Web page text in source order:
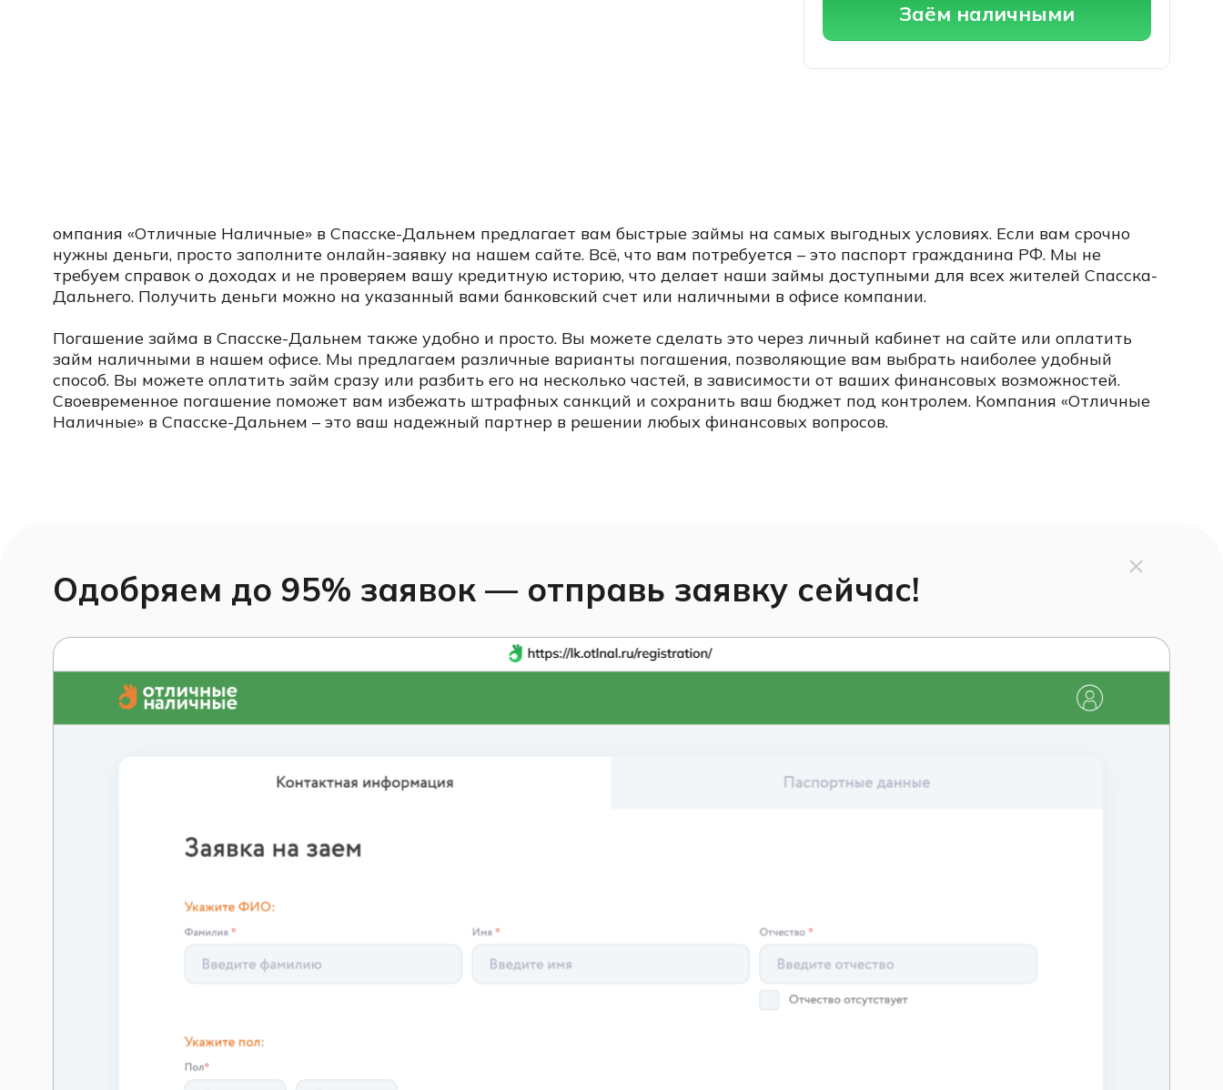
Заём наличными
омпания «Отличные Наличные» в Спасске-Дальнем предлагает вам быстрые займы на самых выгодных условиях. Если вам срочно
нужны деньги, просто заполните онлайн-заявку на нашем сайте. Всё, что вам потребуется – это паспорт гражданина РФ. Мы не
требуем справок о доходах и не проверяем вашу кредитную историю, что делает наши займы доступными для всех жителей Спасска-
Дальнего. Получить деньги можно на указанный вами банковский счет или наличными в офисе компании.
Погашение займа в Спасске-Дальнем также удобно и просто. Вы можете сделать это через личный кабинет на сайте или оплатить
займ наличными в нашем офисе. Мы предлагаем различные варианты погашения, позволяющие вам выбрать наиболее удобный
способ. Вы можете оплатить займ сразу или разбить его на несколько частей, в зависимости от ваших финансовых возможностей.
Своевременное погашение поможет вам избежать штрафных санкций и сохранить ваш бюджет под контролем. Компания «Отличные
Наличные» в Спасске-Дальнем – это ваш надежный партнер в решении любых финансовых вопросов.
Одобряем до 95% заявок — отправь заявку сейчас!